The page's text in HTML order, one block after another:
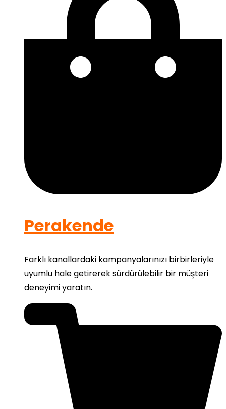
Perakende
Farklı kanallardaki kampanyalarınızı birbirleriyle
uyumlu hale getirerek sürdürülebilir bir müşteri
deneyimi yaratın.